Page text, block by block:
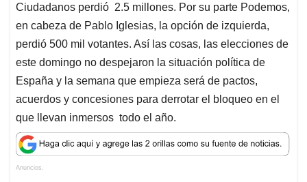
Ciudadanos perdió 2.5 millones. Por su parte Podemos,
en cabeza de Pablo Iglesias, la opción de izquierda,
perdió 500 mil votantes. Así las cosas, las elecciones de
este domingo no despejaron la situación política de
España y la semana que empieza será de pactos,
acuerdos y concesiones para derrotar el bloqueo en el
que llevan inmersos todo el año.
Anuncios.